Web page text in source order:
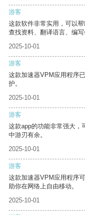
游客
这款软件非常实用，可以
查找资料、翻译语言、编写
2025-10-01
游客
这款加速器VPM应用程序
护。
2025-10-01
游客
这款app的功能非常强大，
中游刃有余。
2025-10-01
游客
这款加速器VPM应用程序
助你在网络上自由移动。
2025-10-01